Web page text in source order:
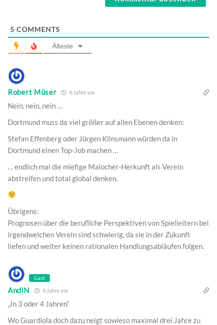
5 COMMENTS
Älteste
Robert Müser 6 Jahre vor
Nein, nein, nein …
Dortmund muss da viel größer auf allen Ebenen denken:
Stefan Effenberg oder Jürgen Klinsmann würden da in
Dortmund einen Top-Job machen …
… endlich mal die miefige Malocher-Herkunft als Verein
abstreifen und total global denken.
Übrigens:
Prognosen über die berufliche Perspektiven von Spielleitern bei
irgendwelchen Verein sind schwierig, da sie in der Zukunft
liefen und weiter keinen rationalen Handlungsabläufen folgen.
Gast
AndiN 6 Jahre vor
„In 3 oder 4 Jahren“
Wo Guardiola doch dazu neigt sowieso maximal drei Jahre zu